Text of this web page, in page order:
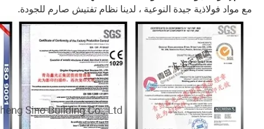
مع مواد فولاذية جيدة النوعية ، لدينا نظام تفتيش صارم للجودة.